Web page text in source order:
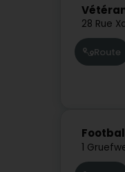
28 Rue
Route
1